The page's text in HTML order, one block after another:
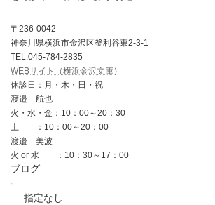
〒236-0042
神奈川県横浜市金沢区釜利谷東2-3-1
TEL:045-784-2835
WEBサイト（横浜金沢文庫）
休診日：月・木・日・祝
渡邉 航也
火・水・金：10：00～20：30
土 ：10：00～20：00
渡邉 美波
火 or 水 ：10：30～17：00
ブログ